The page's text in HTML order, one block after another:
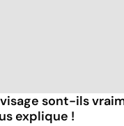
sont-ils
explique !